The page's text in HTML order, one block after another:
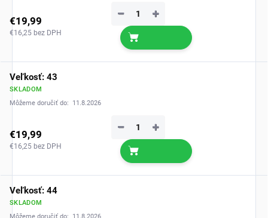
€19,99
€16,25 bez DPH
+
−
Veľkosť: 43
SKLADOM
Môžeme doručiť do:
11.8.2026
€19,99
€16,25 bez DPH
+
−
Veľkosť: 44
SKLADOM